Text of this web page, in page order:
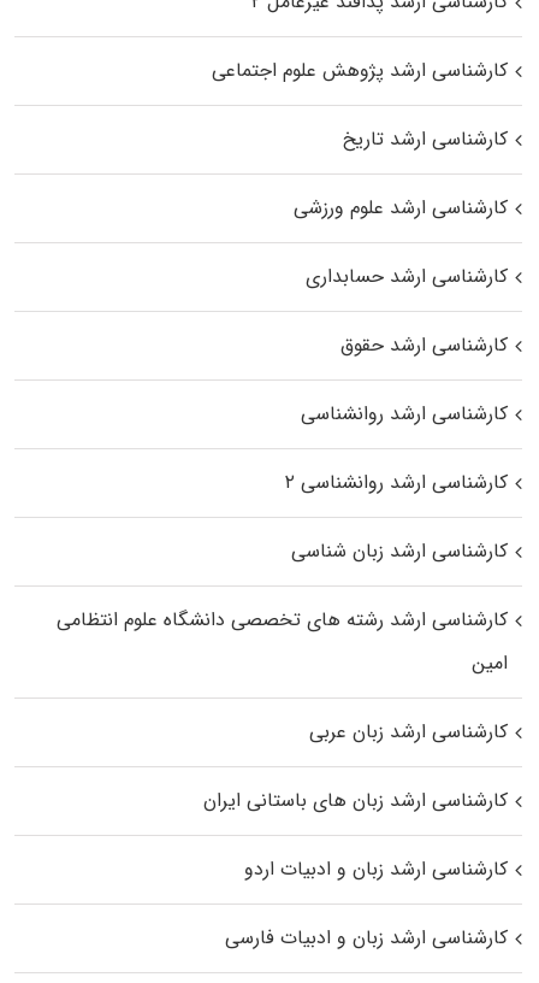
کارشناسی ارشد پژوهش علوم اجتماعی
کارشناسی ارشد تاریخ
کارشناسی ارشد علوم ورزشی
کارشناسی ارشد حسابداری
کارشناسی ارشد حقوق
کارشناسی ارشد روانشناسی
کارشناسی ارشد روانشناسی ۲
کارشناسی ارشد زبان شناسی
کارشناسی ارشد رﺷﺘﻪ ﻫﺎی تخصصی داﻧﺸﮕﺎه ﻋﻠﻮم انتظامی
اﻣﻴﻦ
کارشناسی ارشد زبان عربی
کارشناسی ارشد زبان‌ های باستانی ایران
کارشناسی ارشد زبان و ادبیات اردو
کارشناسی ارشد زبان و ادبیات فارسی